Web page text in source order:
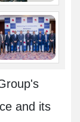
and its